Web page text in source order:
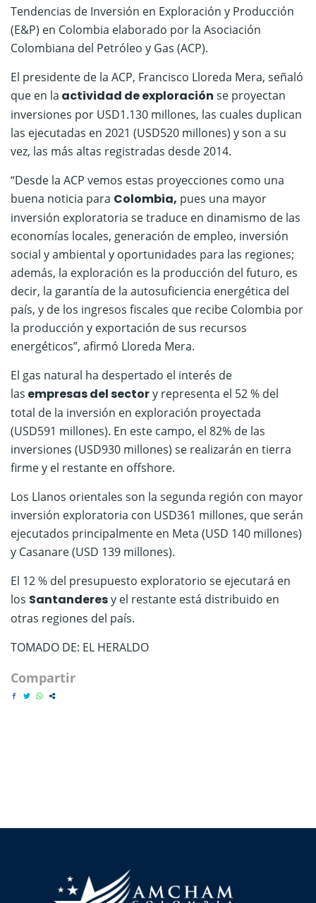
Tendencias de Inversión en Exploración y Producción
(E&P) en Colombia elaborado por la Asociación
Colombiana del Petróleo y Gas (ACP).
El presidente de la ACP, Francisco Lloreda Mera, señaló
que en la actividad de exploración se proyectan
inversiones por USD1.130 millones, las cuales duplican
las ejecutadas en 2021 (USD520 millones) y son a su
vez, las más altas registradas desde 2014.
“Desde la ACP vemos estas proyecciones como una
buena noticia para Colombia, pues una mayor
inversión exploratoria se traduce en dinamismo de las
economías locales, generación de empleo, inversión
social y ambiental y oportunidades para las regiones;
además, la exploración es la producción del futuro, es
decir, la garantía de la autosuficiencia energética del
país, y de los ingresos fiscales que recibe Colombia por
la producción y exportación de sus recursos
energéticos”, afirmó Lloreda Mera.
El gas natural ha despertado el interés de
las empresas del sectory representa el 52 % del
total de la inversión en exploración proyectada
(USD591 millones). En este campo, el 82% de las
inversiones (USD930 millones) se realizarán en tierra
firme y el restante en offshore.
Los Llanos orientales son la segunda región con mayor
inversión exploratoria con USD361 millones, que serán
ejecutados principalmente en Meta (USD 140 millones)
y Casanare (USD 139 millones).
El 12 % del presupuesto exploratorio se ejecutará en
los Santanderesy el restante está distribuido en
otras regiones del país.
TOMADO DE: EL HERALDO
Compartir